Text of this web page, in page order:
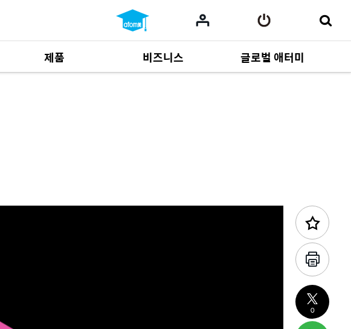
제품
제품 자료684
비즈니스
사업 자료165
글로벌 애터미
이전 콘텐츠